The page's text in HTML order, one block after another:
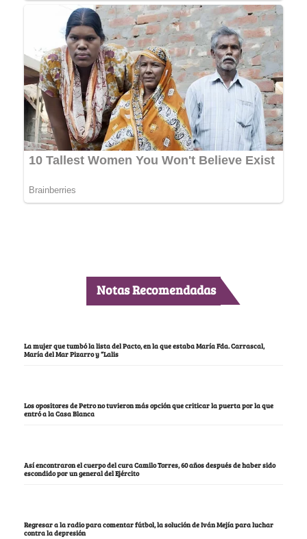
Notas Recomendadas
La mujer que tumbó la lista del Pacto, en la que estaba María Fda. Carrascal,
María del Mar Pizarro y “Lalis
Los opositores de Petro no tuvieron más opción que criticar la puerta por la que
entró a la Casa Blanca
Así encontraron el cuerpo del cura Camilo Torres, 60 años después de haber sido
escondido por un general del Ejército
Regresar a la radio para comentar fútbol, la solución de Iván Mejía para luchar
contra la depresión